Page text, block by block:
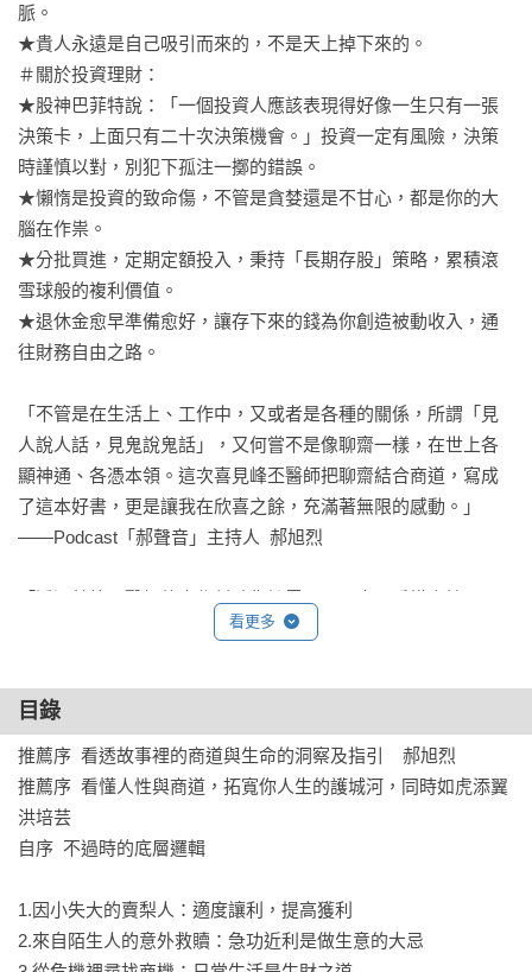
脈。
★貴人永遠是自己吸引而來的，不是天上掉下來的。
＃關於投資理財：
★股神巴菲特說：「一個投資人應該表現得好像一生只有一張
決策卡，上面只有二十次決策機會。」投資一定有風險，決策
時謹慎以對，別犯下孤注一擲的錯誤。
★懶惰是投資的致命傷，不管是貪婪還是不甘心，都是你的大
腦在作祟。
★分批買進，定期定額投入，秉持「長期存股」策略，累積滾
雪球般的複利價值。
★退休金愈早準備愈好，讓存下來的錢為你創造被動收入，通
往財務自由之路。
「不管是在生活上、工作中，又或者是各種的關係，所謂「見
人說人話，見鬼說鬼話」，又何嘗不是像聊齋一樣，在世上各
顯神通、各憑本領。這次喜見峰丕醫師把聊齋結合商道，寫成
了這本好書，更是讓我在欣喜之餘，充滿著無限的感動。」
——Podcast「郝聲音」主持人  郝旭烈
「透過林峰丕醫師的大作幫助你撥雲見日，真正看懂人性、了
解自己和商業邏輯。你能獲得的最基本好處是不再輕易上當、
的商業思維，改寫你的職涯與人生，創業時也能如虎添翼。 」
——臨床心理師  洪培芸
看更多
目錄
推薦序  看透故事裡的商道與生命的洞察及指引    郝旭烈
推薦序  看懂人性與商道，拓寬你人生的護城河，同時如虎添翼
洪培芸
自序  不過時的底層邏輯
1.因小失大的賣梨人：適度讓利，提高獲利
2.來自陌生人的意外救贖：急功近利是做生意的大忌